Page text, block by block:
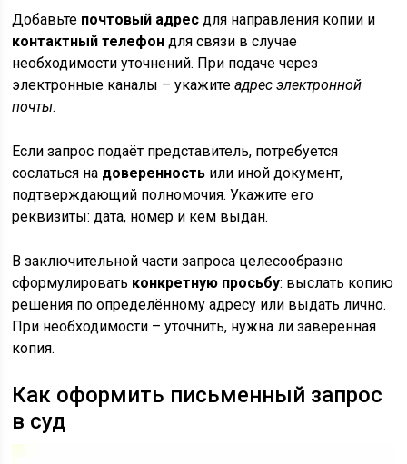
Добавьте почтовый адрес для направления копии и
контактный телефон для связи в случае
необходимости уточнений. При подаче через
электронные каналы – укажитеадрес электронной
почты.
Если запрос подаёт представитель, потребуется
сослаться на доверенность или иной документ,
подтверждающий полномочия. Укажите его
реквизиты: дата, номер и кем выдан.
В заключительной части запроса целесообразно
сформулировать конкретную просьбу: выслать копию
решения по определённому адресу или выдать лично.
При необходимости – уточнить, нужна ли заверенная
копия.
Как оформить письменный запрос
в суд